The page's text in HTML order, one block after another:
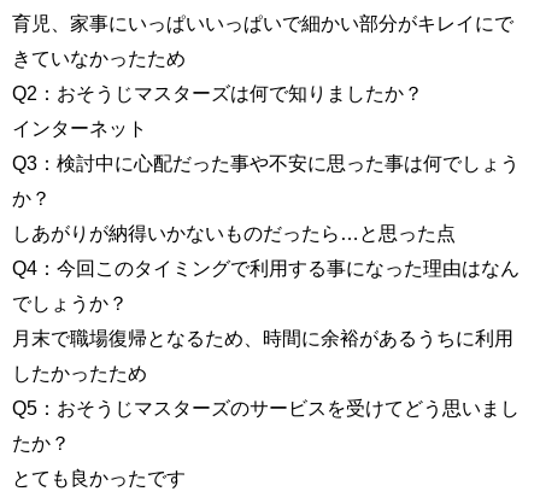
育児、家事にいっぱいいっぱいで細かい部分がキレイにで
きていなかったため
Q2：おそうじマスターズは何で知りましたか？
インターネット
Q3：検討中に心配だった事や不安に思った事は何でしょう
か？
しあがりが納得いかないものだったら…と思った点
Q4：今回このタイミングで利用する事になった理由はなん
でしょうか？
月末で職場復帰となるため、時間に余裕があるうちに利用
したかったため
Q5：おそうじマスターズのサービスを受けてどう思いまし
たか？
とても良かったです